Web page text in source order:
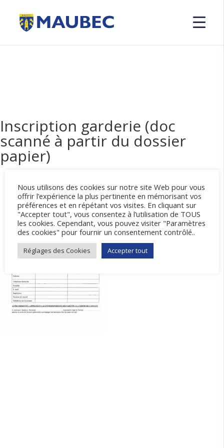
Inscription garderie (doc
scanné à partir du dossier
papier)
Nous utilisons des cookies sur notre site Web pour vous
offrir l’expérience la plus pertinente en mémorisant vos
préférences et en répétant vos visites. En cliquant sur
"Accepter tout", vous consentez à l’utilisation de TOUS
les cookies. Cependant, vous pouvez visiter "Paramètres
des cookies" pour fournir un consentement contrôlé..
Réglages des Cookies Accepter tout